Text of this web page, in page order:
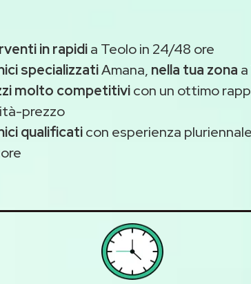
in rapidia Teolo in 24/48 ore
specializzatiAmana, nella tua zona
molto competitivicon un ottimo
prezzo
qualificaticon esperienza